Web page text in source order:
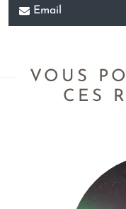
Email
VOUS
CES